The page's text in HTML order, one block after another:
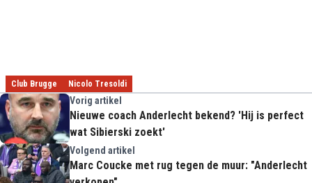
Club Brugge Nicolo Tresoldi
Vorig artikel
Nieuwe coach Anderlecht bekend? 'Hij is perfect
wat Sibierski zoekt'
Volgend artikel
Marc Coucke met rug tegen de muur: "Anderlecht